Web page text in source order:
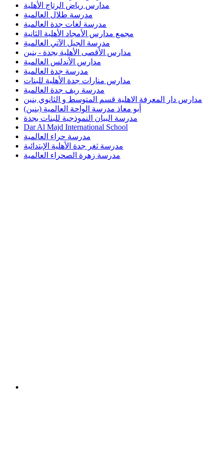
مدارس رياض الرتاج الأهلية
مدرسة طلال العالمية
مدرسة لغات جدة العالمية
مجمع مدارس الأمجاد الأهلية الثانية
مدرسة الجيل الآتي العالمية
مدارس الأقصى الأهلية بجدة - بنين
مدارس الأندلس العالمية
مدرسة جدة العالمية
مدارس منارات جدة الأهلية للبنات
مدرسة ريف جدة العالمية
مدارس دار المعرفة الاهلية قسم المتوسط و الثانوي بنين
أبو معاذ مدرسة الواحة العالمية (بنين)
مدرسة البيان النموذجية للبنات بجدة
Dar Al Majd International School
مدرسة حراء العالمية
مدرسة ثغر جدة الأهلية الإبتدائية
مدرسة زهرة الصحراء العالمية